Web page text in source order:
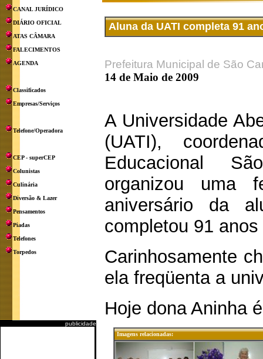
CANAL JURÍDICO
DIÁRIO OFICIAL
ATAS CÂMARA
FALECIMENTOS
AGENDA
Classificados
Empresas/Serviços
Telefone/Operadora
CEP - superCEP
Colunistas
Culinária
Diversão & Lazer
Pensamentos
Piadas
Telefones
Torpedos
publicidade
Aluna da UATI completa 91
Prefeitura Municipal de São
14 de Maio de 2009
A Universidade
(UATI),
Educacional
organizou uma
aniversário da
completou 91
Carinhosamente
ela freqüenta a
Hoje dona Aninha
Imagens relacionadas: